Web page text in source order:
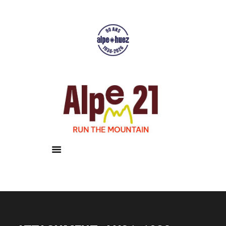
Résultats
Galerie
Infos pratiques